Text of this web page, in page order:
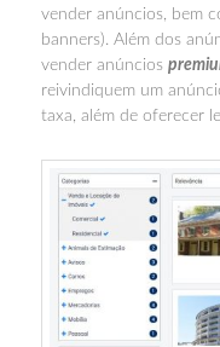
vender anúncios, bem
banners). Além dos
vender anúncios
reivindiquem um
taxa, além de oferecer